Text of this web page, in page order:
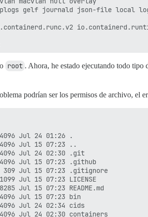
gelf journald json-file local
generic
LTS
v1/
root . Ahora, he estado ejecutando todo
podrían ser los permisos de archivo, el
Jul 24 01:26 .
Jul 15 07:23 ..
Jul 24 02:30 .git
Jul 15 07:23 .github
Jul 15 07:23 .gitignore
Jul 15 07:23 LICENSE
Jul 15 07:23 README.md
Jul 15 07:23 bin
Jul 24 02:34 cids
Jul 24 02:30 containers